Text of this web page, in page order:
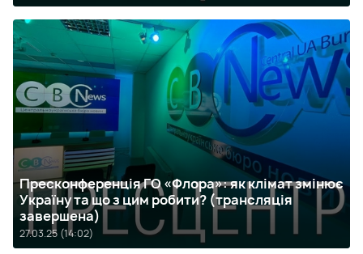
Пресконференція ГО «Флора»: як клімат змінює
Україну та що з цим робити? (трансляція
завершена)
27.03.25 (14:02)